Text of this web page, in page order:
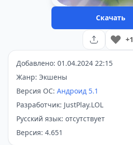
Скачать
+1
Добавлено: 01.04.2024 22:15
Жанр: Экшены
Версия ОС: Андроид 5.1
Разработчик: JustPlay.LOL
Русский язык: отсутствует
Версия: 4.651